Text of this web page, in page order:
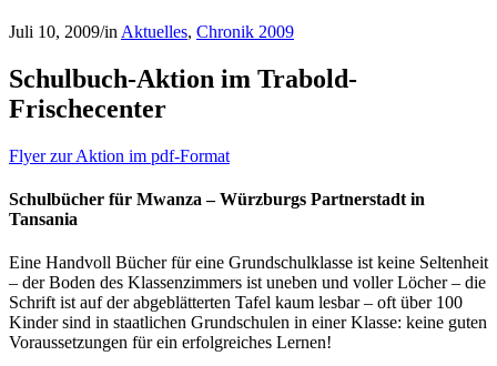
Juli 10, 2009/in Aktuelles, Chronik 2009
Schulbuch-Aktion im Trabold-
Frischecenter
Flyer zur Aktion im pdf-Format
Schulbücher für Mwanza – Würzburgs Partnerstadt in
Tansania
Eine Handvoll Bücher für eine Grundschulklasse ist keine Seltenheit
– der Boden des Klassenzimmers ist uneben und voller Löcher – die
Schrift ist auf der abgeblätterten Tafel kaum lesbar – oft über 100
Kinder sind in staatlichen Grundschulen in einer Klasse: keine guten
Voraussetzungen für ein erfolgreiches Lernen!